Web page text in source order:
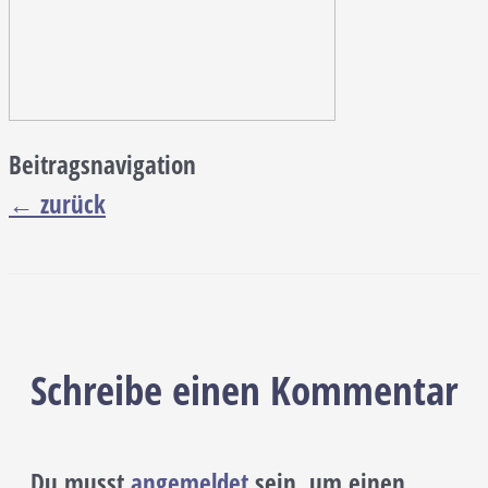
Beitragsnavigation
← zurück
Schreibe einen Kommentar